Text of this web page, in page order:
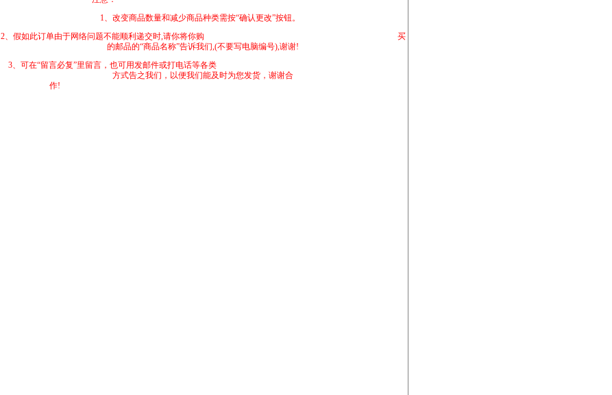
1、改变商品数量和减少商品种类需按“确认更改”按钮。
2、假如此订单由于网络问题不能顺利递交时,请你将你购 买
的邮品的“商品名称”告诉我们,(不要写电脑编号),谢谢!
3、可在“留言必复”里留言，也可用发邮件或打电话等各类
方式告之我们，以便我们能及时为您发货，谢谢合
作!